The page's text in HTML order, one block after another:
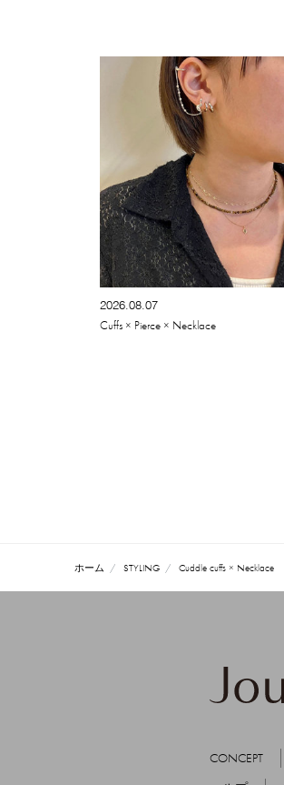
2026.08.07
Cuffs × Pierce × Necklace
ホーム STYLING Cuddle cuffs × Necklace
CONCEPT